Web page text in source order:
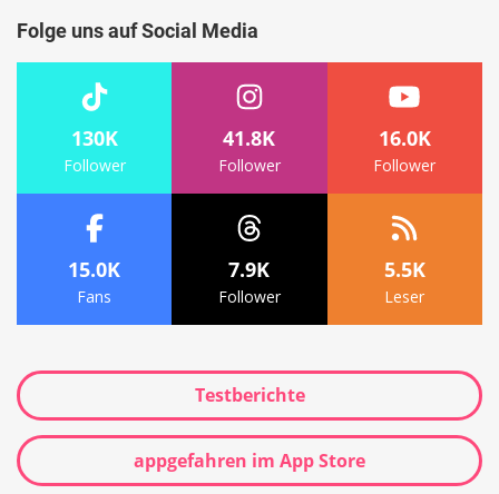
Folge uns auf Social Media
130K
Follower
41.8K
Follower
16.0K
Follower
15.0K
Fans
7.9K
Follower
5.5K
Leser
Testberichte
appgefahren im App Store